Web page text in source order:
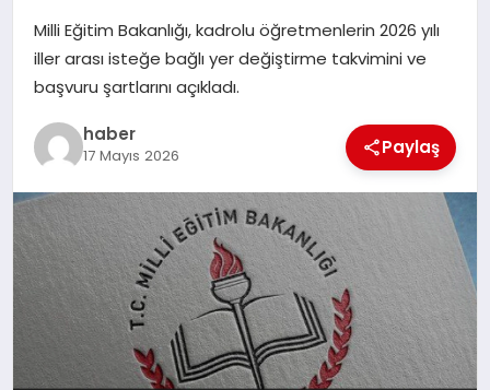
EĞITIM
TEKNOLOJI
Milli Eğitim Bakanlığı, kadrolu öğretmenlerin 2026 yılı
iller arası isteğe bağlı yer değiştirme takvimini ve
başvuru şartlarını açıkladı.
haber
17 Mayıs 2026 Paylaş